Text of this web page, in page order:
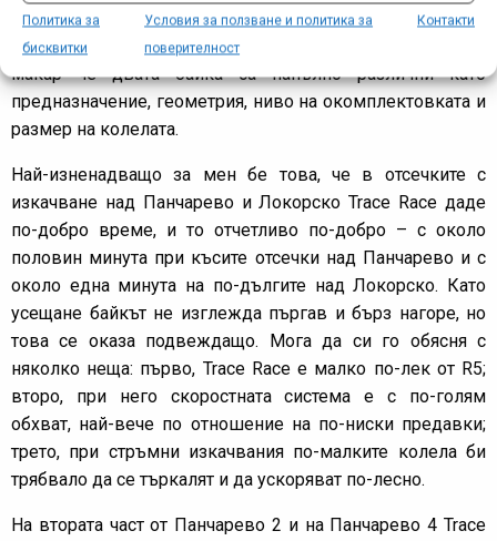
Политика за
бисквитки
Условия за ползване и политика за
поверителност
Контакти
Засега единственият велосипед, с който мога да сравня
Trace Race чрезизпитателните отсечки
макар че двата байка са напълно различни като
предназначение, геометрия, ниво на окомплектовката и
размер на колелата.
Най-изненадващо за мен бе това, че в отсечките с
изкачване над Панчарево и Локорско Trace Race даде
по-добро време, и то отчетливо по-добро – с около
половин минута при късите отсечки над Панчарево и с
около една минута на по-дългите над Локорско. Като
усещане байкът не изглежда пъргав и бърз нагоре, но
това се оказа подвеждащо. Мога да си го обясня с
няколко неща: първо, Trace Race e малко по-лек от R5;
второ, при него скоростната система е с по-голям
обхват, най-вече по отношение на по-ниски предавки;
трето, при стръмни изкачвания по-малките колела би
трябвало да се търкалят и да ускоряват по-лесно.
На втората част от Панчарево 2 и на Панчарево 4 Trace